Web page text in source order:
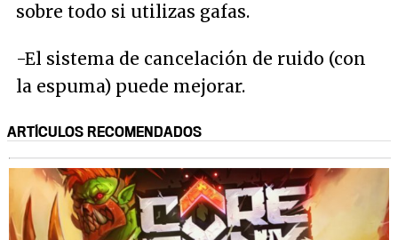
sobre todo si utilizas gafas.
-El sistema de cancelación de ruido (con
la espuma) puede mejorar.
ARTÍCULOS RECOMENDADOS